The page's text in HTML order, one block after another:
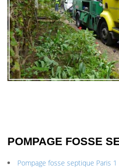
POMPAGE FOSSE
Pompage fosse septique Paris 1